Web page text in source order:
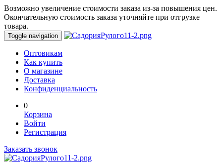
Возможно увеличение стоимости заказа из-за повышения цен.
Окончательную стоимость заказа уточняйте при отгрузке
товара.
Toggle navigation
Оптовикам
Как купить
О магазине
Доставка
Конфиденциальность
0
Корзина
Войти
Регистрация
Заказать звонок